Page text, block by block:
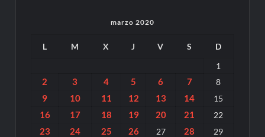
marzo 2020
L M X J V S
D
1
2 3 4 5 6 7 8
9 10 11 12 13 14 15
16 17 18 19 20 21 22
23 24 25 26 27 28 29